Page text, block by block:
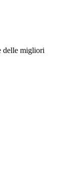
delle migliori